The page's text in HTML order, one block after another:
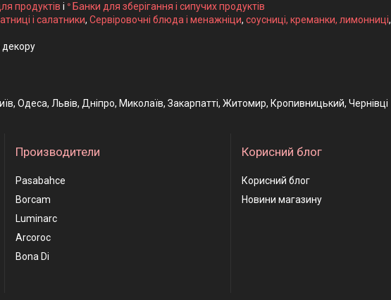
продуктів і ᐤ Банки для зберігання і сипучих продуктів
і салатники, Сервіровочні блюда і менажніци, соусниці, креманки, лимонниці,
декору
Одеса, Львів, Дніпро, Миколаїв, Закарпатті, Житомир, Кропивницький, Чернівці
Производители
Pasabahce
Borcam
Luminarc
Arcoroc
Bona Di
Корисний блог
Корисний блог
Новини магазину